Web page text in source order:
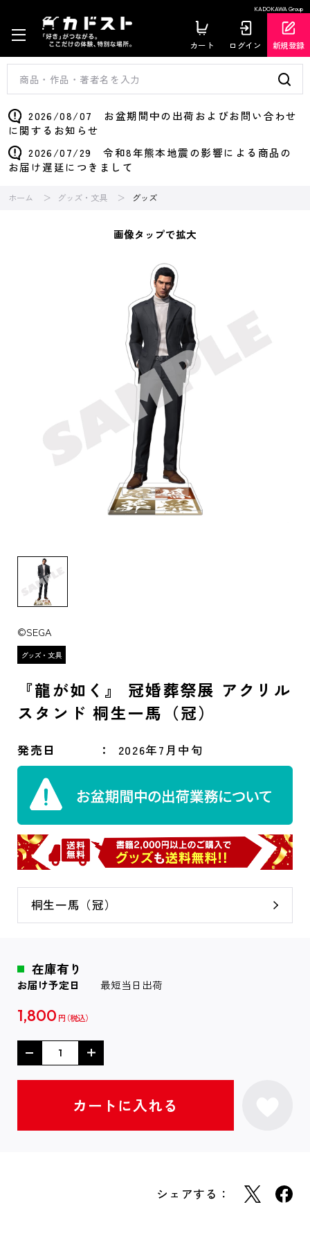
KADOKAWA Group
カート ログイン 新規登録
2026/08/07 お盆期間中の出荷およびお問い合わせ
に関するお知らせ
2026/07/29 令和8年熊本地震の影響による商品の
お届け遅延につきまして
ホーム グッズ・文具 グッズ
画像タップで拡大
©SEGA
『龍が如く』 冠婚葬祭展 アクリル
スタンド 桐生一馬（冠）
発売日 2026年7月中旬
桐生一馬（冠）
在庫有り
お届け予定日 最短当日出荷
1,800 円
シェアする：